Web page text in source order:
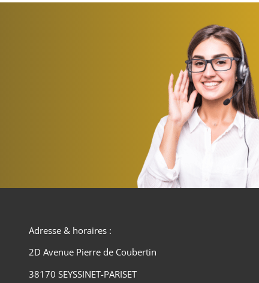
Adresse & horaires :
2D Avenue Pierre de Coubertin
38170 SEYSSINET-PARISET